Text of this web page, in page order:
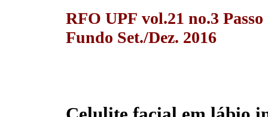
RFO UPF vol.21 no.3 Passo
Fundo Set./Dez. 2016